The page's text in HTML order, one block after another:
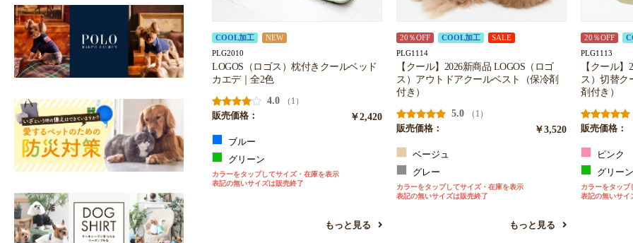
COOL加工 NEW
PLG2010
LOGOS（ロゴス）枕付きクールベッド
カエデ｜全2色
4.0
（1）
販売価格：
￥2,420
ブルー
グリーン
カラーをタップしてサイズ・在庫を表示
表記の無いサイズは販売終了
もっと見る
20％OFF COOL加工 SALE
PLG1114
【クール】2026新商品 LOGOS（ロゴ
ス）アウトドアクールベスト（保冷剤
付き）
5.0
（1）
販売価格：
￥3,520
ベージュ
グレー
カラーをタップしてサイズ・在庫を表示
表記の無いサイズは販売終了
もっと見る
20％OFF
PLG1113
【クール
ス）切替ク
剤付き）
販売価格：
ピンク
グリーン
カラーをタップ
表記の無いサイ